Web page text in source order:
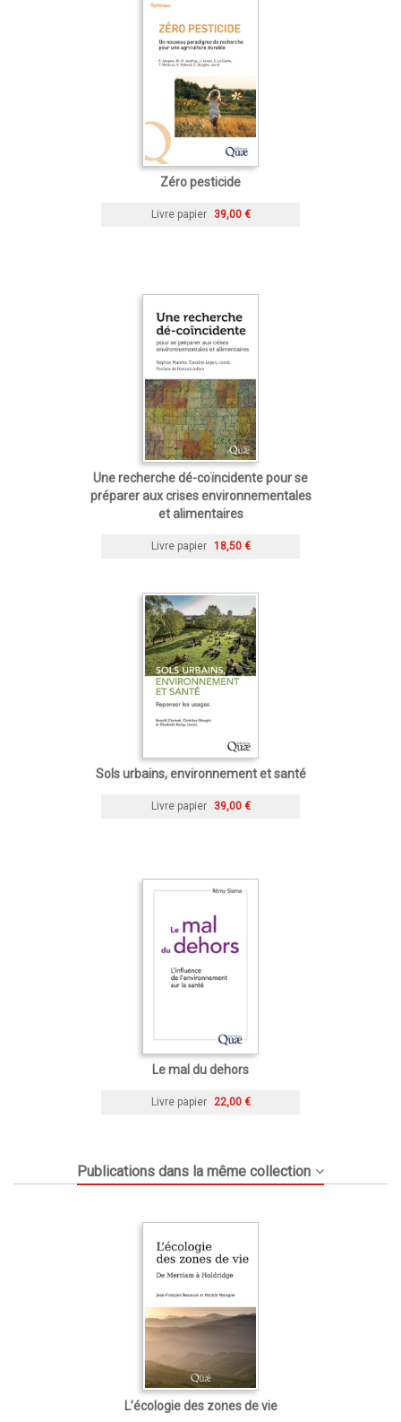
Zéro pesticide
Livre papier 39,00 €
Une recherche dé-coïncidente pour se
préparer aux crises environnementales
et alimentaires
Livre papier 18,50 €
Sols urbains, environnement et santé
Livre papier 39,00 €
Le mal du dehors
Livre papier 22,00 €
Publications dans la même collection
L’écologie des zones de vie